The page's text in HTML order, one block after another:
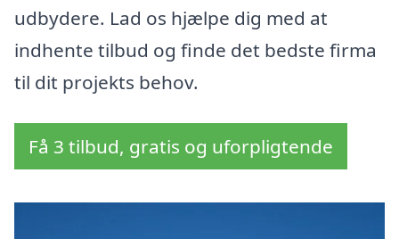
udbydere. Lad os hjælpe dig med at
indhente tilbud og finde det bedste firma
til dit projekts behov.
Få 3 tilbud, gratis og uforpligtende